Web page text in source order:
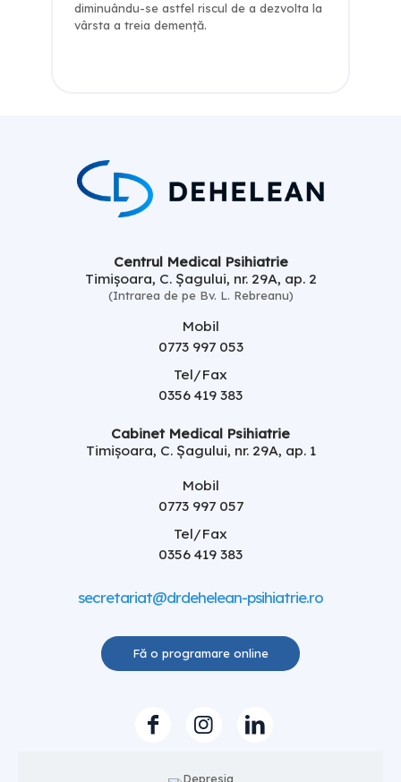
diminuându-se astfel riscul de a dezvolta la
vârsta a treia demenţă.
Centrul Medical Psihiatrie
Timișoara, C. Șagului, nr. 29A, ap. 2
(Intrarea de pe Bv. L. Rebreanu)
Mobil
0773 997 053
Tel/Fax
0356 419 383
Cabinet Medical Psihiatrie
Timișoara, C. Șagului, nr. 29A, ap. 1
Mobil
0773 997 057
Tel/Fax
0356 419 383
secretariat@drdehelean-psihiatrie.ro
Fă o programare online